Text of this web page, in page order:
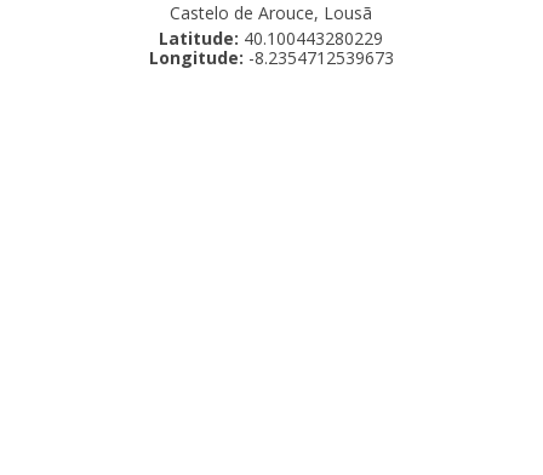
Castelo de Arouce, Lousã
Latitude: 40.100443280229
Longitude: -8.2354712539673